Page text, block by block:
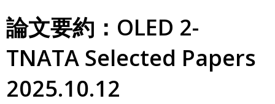
論文要約：OLED 2-
TNATA Selected Papers
2025.10.12